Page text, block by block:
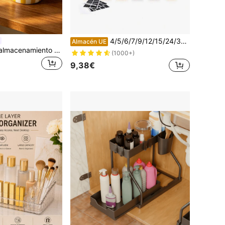
1 pieza Tarro de almacenamiento de cerámica pintado a mano con rayas estilo INS, soporte para utensilios de cocina, organizador de cubertería para mesa de comedor y sala de estar, soporte para palillos, cucharas y tenedores, adorno decorativo para el hogar, regalo festivo para familia y amigos, regalo de inauguración de casa
Almacén UE 4/5/6/7/9/12/15/24/36 piezas, Juego de recipientes herméticos para almacenamiento de alimentos con tapas - Perfectos para la organización y el almacenamiento de la despensa de la cocina de cereales, arroz, pasta, té, frutos secos y granos de café - Aptos para lavavajillas con etiquetas y marcador incluidos
(1000+)
9,38€